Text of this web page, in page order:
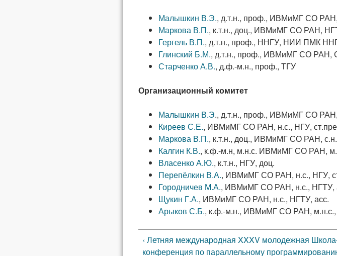
Малышкин В.Э., д.т.н., проф., ИВМиМГ СО
Маркова В.П., к.т.н., доц., ИВМиМГ СО РАН,
Гергель В.П., д.т.н., проф., ННГУ, НИИ ПМК
Глинский Б.М., д.т.н., проф., ИВМиМГ СО РАН,
Старченко А.В., д.ф.-м.н., проф., ТГУ
Организационный комитет
Малышкин В.Э., д.т.н., проф., ИВМиМГ СО РАН,
Киреев С.Е., ИВМиМГ СО РАН, н.с., НГУ,
Маркова В.П., к.т.н., доц., ИВМиМГ СО РАН,
Калгин К.В., к.ф.-м.н, м.н.с. ИВМиМГ СО РАН,
Власенко А.Ю., к.т.н., НГУ, доц.
Перепёлкин В.А., ИВМиМГ СО РАН, н.с., НГУ,
Городничев М.А., ИВМиМГ СО РАН, н.с., НГТУ,
Щукин Г.А., ИВМиМГ СО РАН, н.с., НГТУ, асс.
Арыков С.Б., к.ф.-м.н., ИВМиМГ СО РАН,
‹ Летняя международная XXXV молодежная
конференция по параллельному